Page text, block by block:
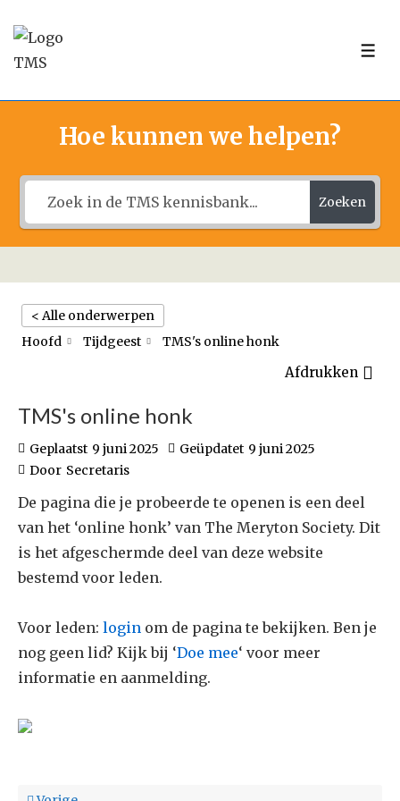
Doorgaan
naar
Hoe kunnen we helpen?
Zoeken
< Alle onderwerpen
Hoofd
Tijdgeest TMS's online honk
Afdrukken
TMS's online honk
Geplaatst 9 juni 2025 Geüpdatet 9 juni 2025
Door Secretaris
De pagina die je probeerde te openen is een deel
van het ‘online honk’ van The Meryton Society. Dit
is het afgeschermde deel van deze website
bestemd voor leden.
Voor leden: login om de pagina te bekijken. Ben je
nog geen lid? Kijk bij ‘Doe mee‘ voor meer
informatie en aanmelding.